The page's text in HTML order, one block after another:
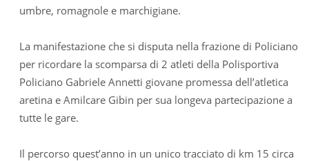
umbre, romagnole e marchigiane.
La manifestazione che si disputa nella frazione di Policiano
per ricordare la scomparsa di 2 atleti della Polisportiva
Policiano Gabriele Annetti giovane promessa dell’atletica
aretina e Amilcare Gibin per sua longeva partecipazione a
tutte le gare.
Il percorso quest’anno in un unico tracciato di km 15 circa